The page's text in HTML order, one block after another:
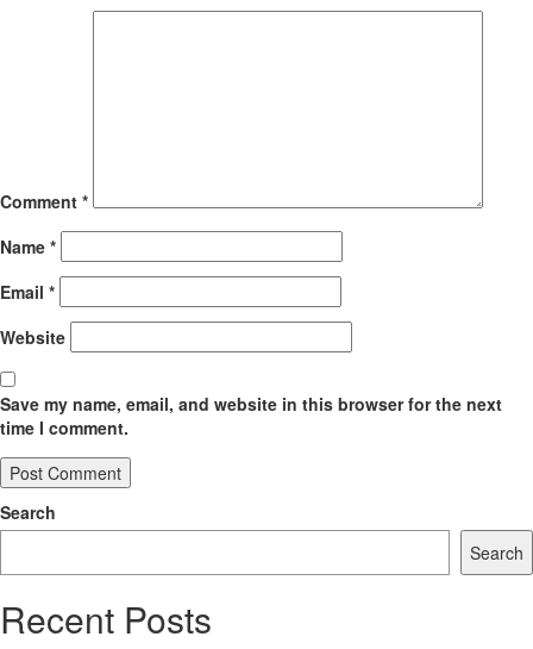
Comment *
Name *
Email *
Website
Save my name, email, and website in this browser for the next
time I comment.
Search
Search
Recent Posts